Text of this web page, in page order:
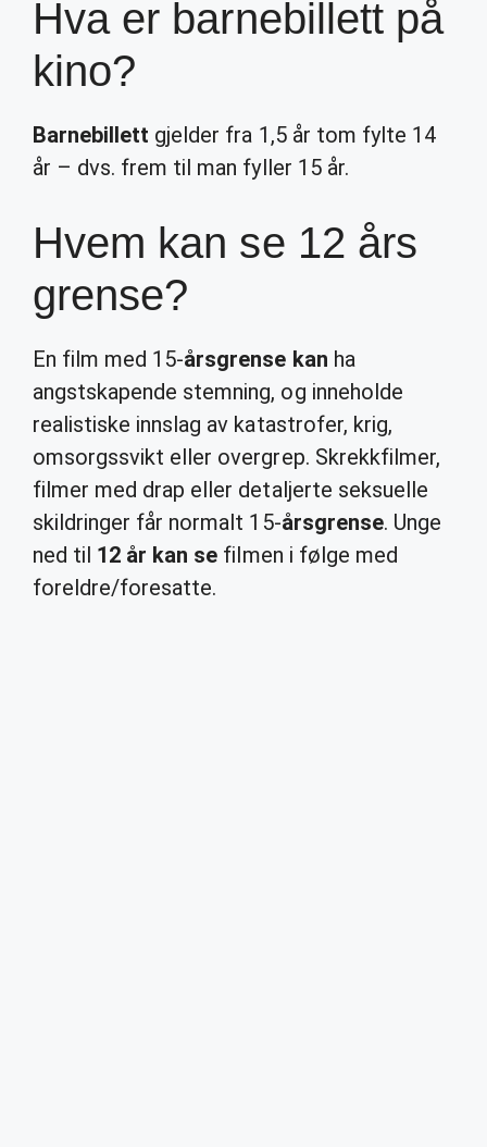
Hva er barnebillett på
kino?
Barnebillett gjelder fra 1,5 år tom fylte 14
år – dvs. frem til man fyller 15 år.
Hvem kan se 12 års
grense?
En film med 15-årsgrense kan ha
angstskapende stemning, og inneholde
realistiske innslag av katastrofer, krig,
omsorgssvikt eller overgrep. Skrekkfilmer,
filmer med drap eller detaljerte seksuelle
skildringer får normalt 15-årsgrense. Unge
ned til 12 år kan se filmen i følge med
foreldre/foresatte.